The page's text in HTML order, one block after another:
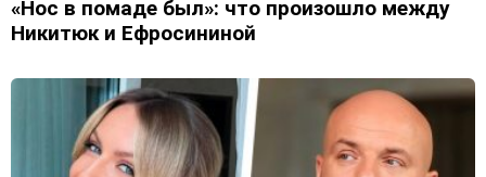
«Нос в помаде был»: что произошло между
Никитюк и Ефросининой